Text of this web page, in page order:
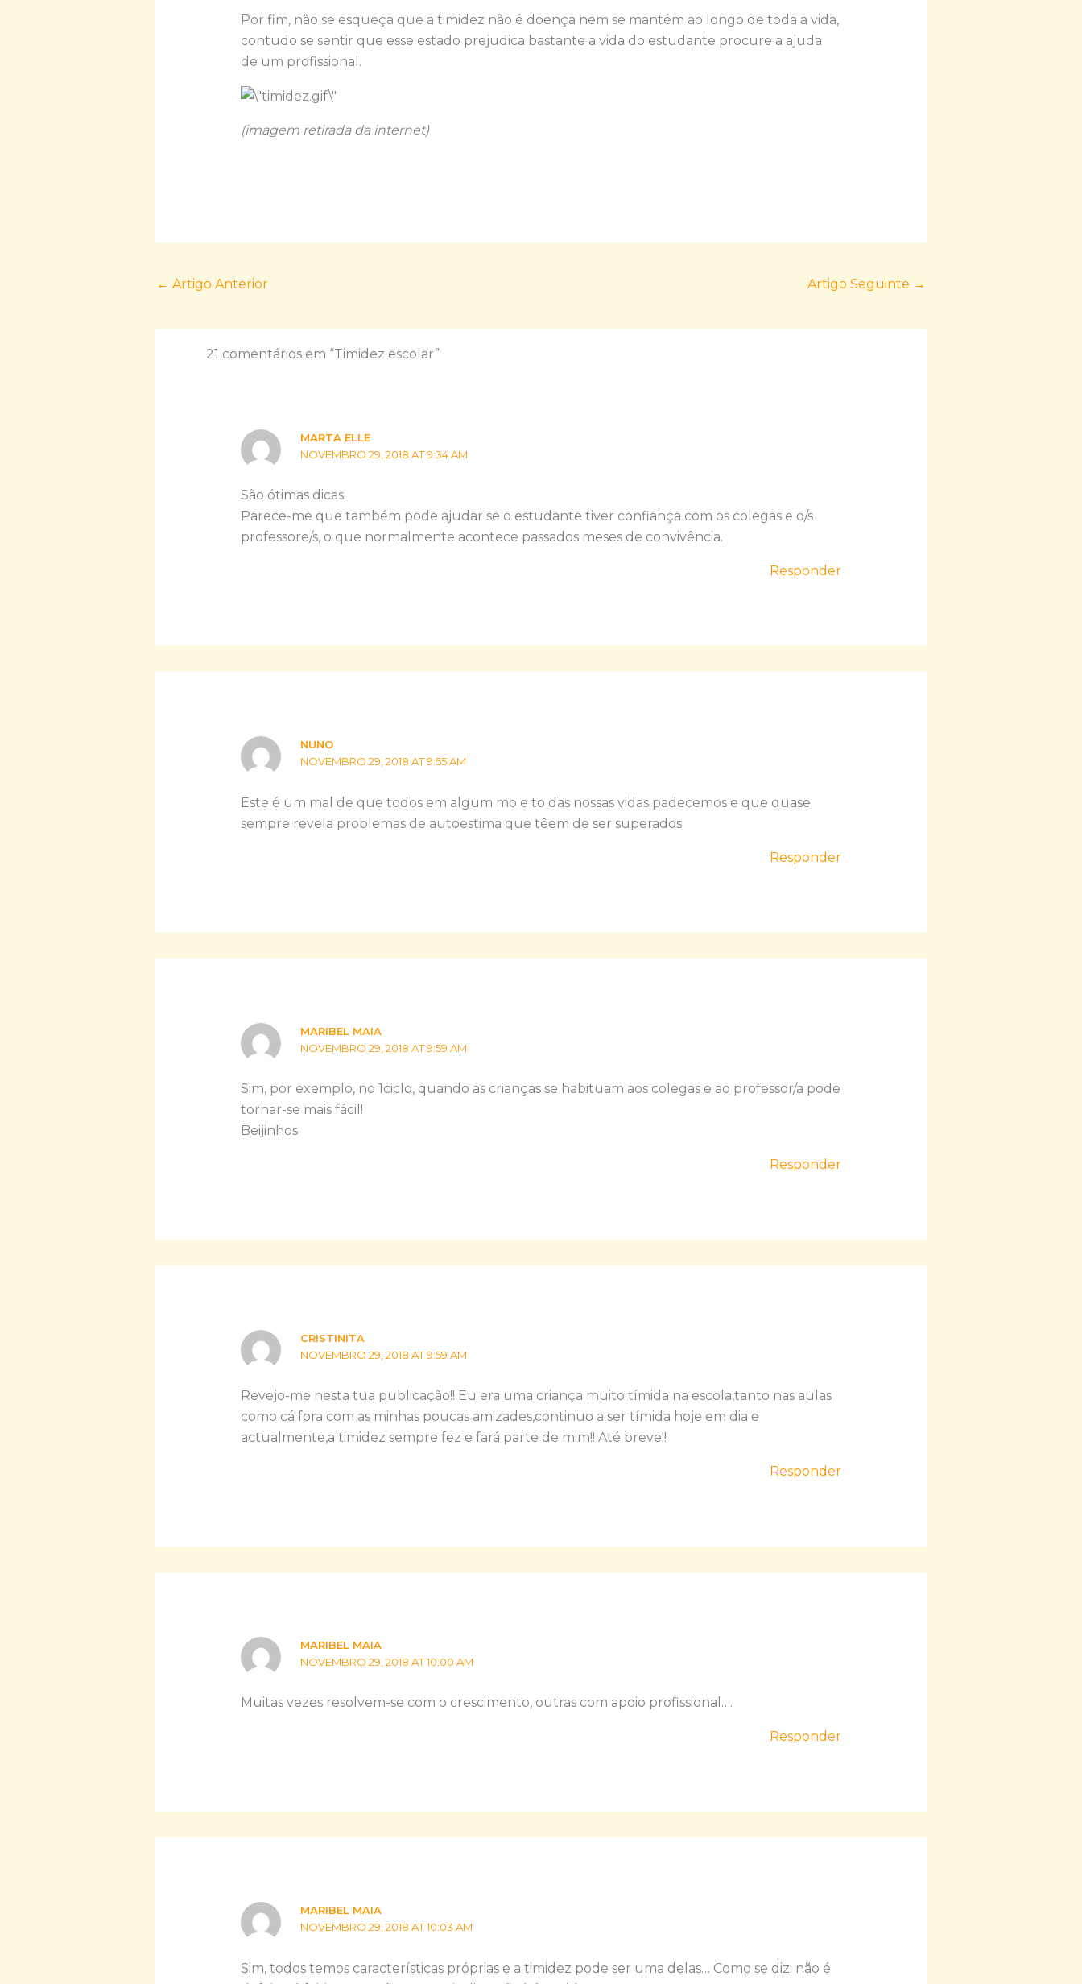
Por fim, não se esqueça que a timidez não é doença nem se mantém ao longo de toda a vida,
contudo se sentir que esse estado prejudica bastante a vida do estudante procure a ajuda
de um profissional.
(imagem retirada da internet)
← Artigo Anterior Artigo Seguinte →
21 comentários em “Timidez escolar”
MARTA ELLE
NOVEMBRO 29, 2018 AT 9:34 AM
São ótimas dicas.
Parece-me que também pode ajudar se o estudante tiver confiança com os colegas e o/s
professore/s, o que normalmente acontece passados meses de convivência.
Responder
NUNO
NOVEMBRO 29, 2018 AT 9:55 AM
Este é um mal de que todos em algum mo e to das nossas vidas padecemos e que quase
sempre revela problemas de autoestima que têem de ser superados
Responder
MARIBEL MAIA
NOVEMBRO 29, 2018 AT 9:59 AM
Sim, por exemplo, no 1ciclo, quando as crianças se habituam aos colegas e ao professor/a pode
tornar-se mais fácil!
Beijinhos
Responder
CRISTINITA
NOVEMBRO 29, 2018 AT 9:59 AM
Revejo-me nesta tua publicação!! Eu era uma criança muito tímida na escola,tanto nas aulas
como cá fora com as minhas poucas amizades,continuo a ser tímida hoje em dia e
actualmente,a timidez sempre fez e fará parte de mim!! Até breve!!
Responder
MARIBEL MAIA
NOVEMBRO 29, 2018 AT 10:00 AM
Muitas vezes resolvem-se com o crescimento, outras com apoio profissional….
Responder
MARIBEL MAIA
NOVEMBRO 29, 2018 AT 10:03 AM
Sim, todos temos características próprias e a timidez pode ser uma delas… Como se diz: não é